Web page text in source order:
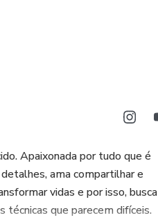
Apaixonada por tudo que é
ama compartilhar e
vidas e por isso, busca
técnicas que parecem difíceis.